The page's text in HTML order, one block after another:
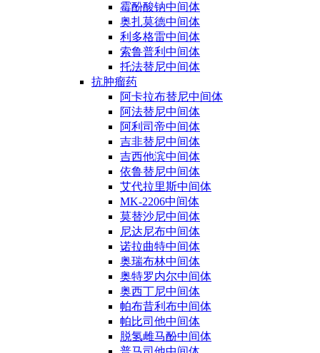
霉酚酸钠中间体
奥扎莫德中间体
利多格雷中间体
索鲁普利中间体
托法替尼中间体
抗肿瘤药
阿卡拉布替尼中间体
阿法替尼中间体
阿利司帝中间体
吉非替尼中间体
吉西他滨中间体
依鲁替尼中间体
艾代拉里斯中间体
MK-2206中间体
莫替沙尼中间体
尼达尼布中间体
诺拉曲特中间体
奥瑞布林中间体
奥特罗内尔中间体
奥西丁尼中间体
帕布昔利布中间体
帕比司他中间体
脱氢雌马酚中间体